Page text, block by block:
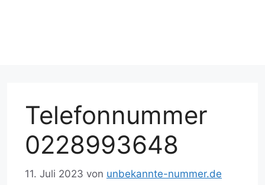
Telefonnummer
0228993648
11. Juli 2023 von unbekannte-nummer.de